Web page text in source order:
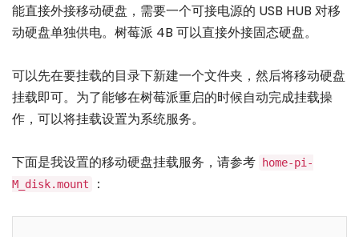
能直接外接移动硬盘，需要一个可接电源的 USB HUB 对移
动硬盘单独供电。树莓派 4B 可以直接外接固态硬盘。
可以先在要挂载的目录下新建一个文件夹，然后将移动硬盘
挂载即可。为了能够在树莓派重启的时候自动完成挂载操
作，可以将挂载设置为系统服务。
下面是我设置的移动硬盘挂载服务，请参考
home-pi-
M_disk.mount
：